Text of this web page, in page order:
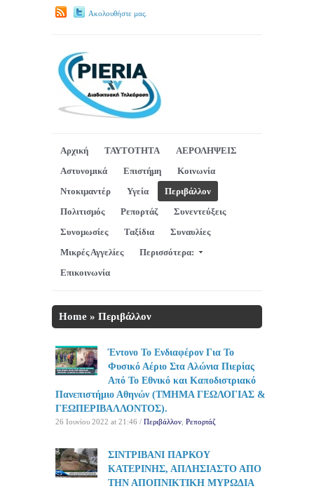
Ακολουθήστε μας.
Αρχική ΤΑΥΤΟΤΗΤΑ
ΑΕΡΟΛΗΨΕΙΣ
Αστυνομικά
Επιστήμη
Κοινωνία
Ντοκιμαντέρ
Υγεία
Περιβάλλον
Πολιτισμός
Ρεπορτάζ
Συνεντεύξεις
Συνομωσίες
Ταξίδια
Συναυλίες
Μικρές Αγγελίες
Περισσότερα:
Επικοινωνία
Home » Περιβάλλον
Έντονο Το Ενδιαφέρον Για Το
Φυσικό Αέριο Στα Αλώνια Πιερίας
Από Το Εθνικό και Καποδιστριακό
Πανεπιστήμιο Αθηνών (ΤΜΗΜΑ ΓΕΩΛΟΓΙΑΣ &
ΓΕΩΠΕΡΙΒΑΛΛΟΝΤΟΣ).
26 Ιουνίου 2022 at 21:46 / Περιβάλλον Ρεπορτάζ
ΣΙΝΤΡΙΒΑΝΙ ΠΑΡΚΟΥ
ΚΑΤΕΡΙΝΗΣ, ΑΠΛΗΣΙΑΣΤΟ ΑΠΟ
ΤΗΝ ΑΠΟΠΝΙΚΤΙΚΗ ΜΥΡΩΔΙΑ